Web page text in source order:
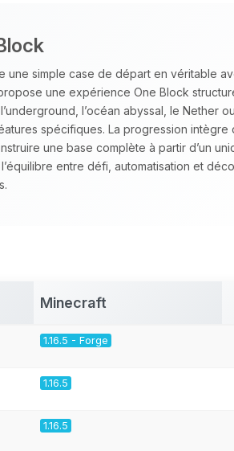
une simple case de départ en véritable
une expérience One Block
l’océan abyssal, le Nether
spécifiques. La progression intègre
une base complète à partir d’un
entre défi, automatisation et
Minecraft
1.16.5 - Forge
1.16.5
1.16.5